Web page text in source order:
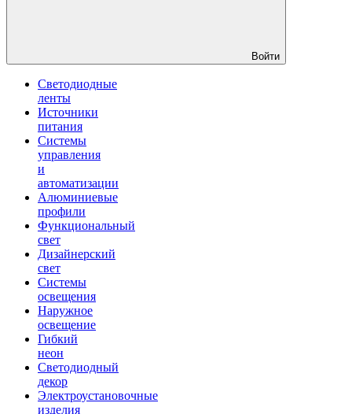
Войти
Светодиодные
ленты
Источники
питания
Системы
управления
и
автоматизации
Алюминиевые
профили
Функциональный
свет
Дизайнерский
свет
Системы
освещения
Наружное
освещение
Гибкий
неон
Светодиодный
декор
Электроустановочные
изделия